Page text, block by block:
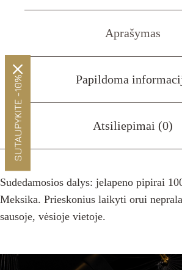
Aprašymas
Papildoma
Atsiliepimai (0)
Sudedamosios dalys: jelapeno pipirai
Meksika. Prieskonius laikyti orui
sausoje, vėsioje vietoje.
SUTAUPYKITE -10%